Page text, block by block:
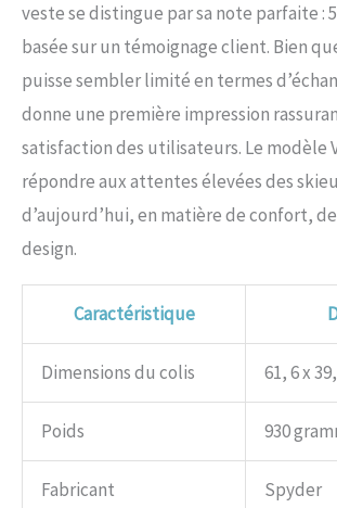
veste se distingue par sa note parfaite :
basée sur un témoignage client. Bien
puisse sembler limité en termes
donne une première impression
satisfaction des utilisateurs. Le modèle
répondre aux attentes élevées des
d’aujourd’hui, en matière de confort,
design.
Caractéristique
Dimensions du colis 61, 6 x
Poids 930
Fabricant Spyder